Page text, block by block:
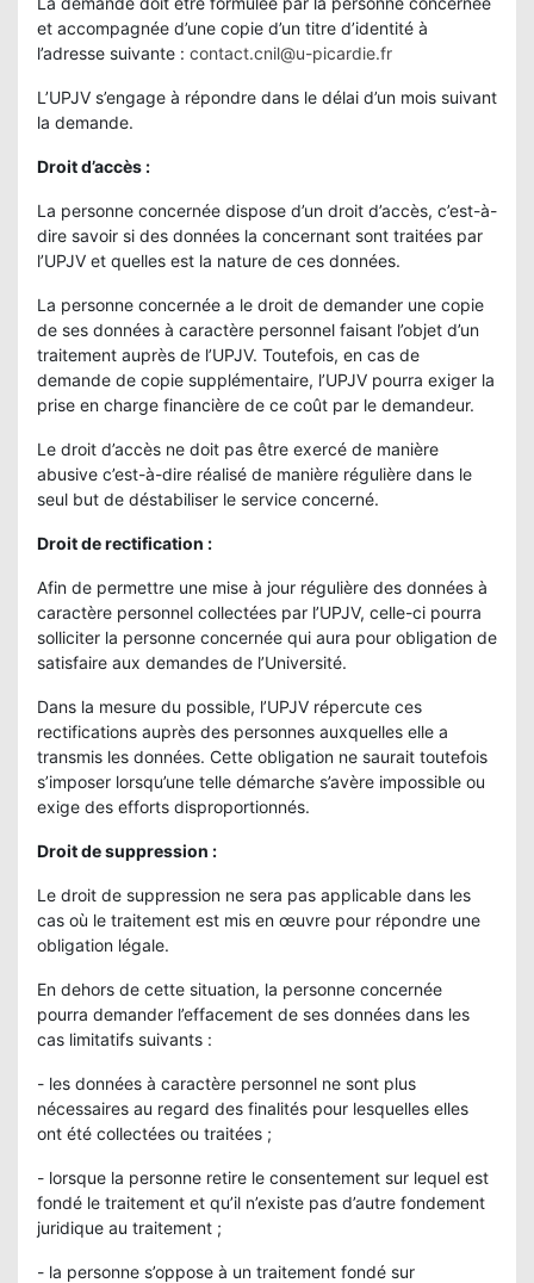
et accompagnée d’une copie d’un titre d’identité à
l’adresse suivante : contact.cnil@u-picardie.fr
L’UPJV s’engage à répondre dans le délai d’un mois suivant
la demande.
Droit d’accès :
La personne concernée dispose d’un droit d’accès, c’est-à-
dire savoir si des données la concernant sont traitées par
l’UPJV et quelles est la nature de ces données.
La personne concernée a le droit de demander une copie
de ses données à caractère personnel faisant l’objet d’un
traitement auprès de l’UPJV. Toutefois, en cas de
demande de copie supplémentaire, l’UPJV pourra exiger la
prise en charge financière de ce coût par le demandeur.
Le droit d’accès ne doit pas être exercé de manière
abusive c’est-à-dire réalisé de manière régulière dans le
seul but de déstabiliser le service concerné.
Droit de rectification :
Afin de permettre une mise à jour régulière des données à
caractère personnel collectées par l’UPJV, celle-ci pourra
solliciter la personne concernée qui aura pour obligation de
satisfaire aux demandes de l’Université.
Dans la mesure du possible, l’UPJV répercute ces
rectifications auprès des personnes auxquelles elle a
transmis les données. Cette obligation ne saurait toutefois
s’imposer lorsqu’une telle démarche s’avère impossible ou
exige des efforts disproportionnés.
Droit de suppression :
Le droit de suppression ne sera pas applicable dans les
cas où le traitement est mis en œuvre pour répondre une
obligation légale.
En dehors de cette situation, la personne concernée
pourra demander l’effacement de ses données dans les
cas limitatifs suivants :
- les données à caractère personnel ne sont plus
nécessaires au regard des finalités pour lesquelles elles
ont été collectées ou traitées ;
- lorsque la personne retire le consentement sur lequel est
fondé le traitement et qu’il n’existe pas d’autre fondement
juridique au traitement ;
- la personne s’oppose à un traitement fondé sur